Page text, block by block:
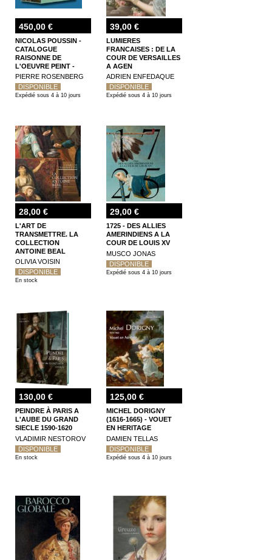
450,00 €
NICOLAS POUSSIN -
CATALOGUE
RAISONNE DE
L'OEUVRE PEINT -
COFFRET (4
VOLUMES)
PIERRE ROSENBERG
DISPONIBLE
Expédié sous 4 à 10 jours
39,00 €
LUMIERES
FRANCAISES : DE LA
COUR DE VERSAILLES
A AGEN
ADRIEN ENFEDAQUE
DISPONIBLE
Expédié sous 4 à 10 jours
28,00 €
L'ART DE
TRANSMETTRE. LA
COLLECTION
ANTOINE BEAL
OLIVIA VOISIN
DISPONIBLE
En stock
29,00 €
1725 - DES ALLIES
AMERINDIENS A LA
COUR DE LOUIS XV
MUSCO JONAS
DISPONIBLE
Expédié sous 4 à 10 jours
130,00 €
PEINDRE À PARIS A
L'AUBE DU GRAND
SIECLE 1590-1620
VLADIMIR NESTOROV
DISPONIBLE
En stock
125,00 €
MICHEL DORIGNY
(1616-1665) - VOUET
EN HERITAGE
DAMIEN TELLAS
DISPONIBLE
Expédié sous 4 à 10 jours